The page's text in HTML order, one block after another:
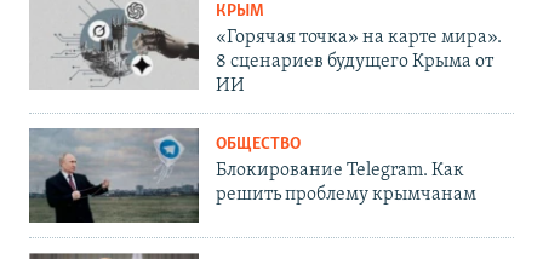
КРЫМ
«Горячая точка» на карте мира».
8 сценариев будущего Крыма от
ИИ
ОБЩЕСТВО
Блокирование Telegram. Как
решить проблему крымчанам